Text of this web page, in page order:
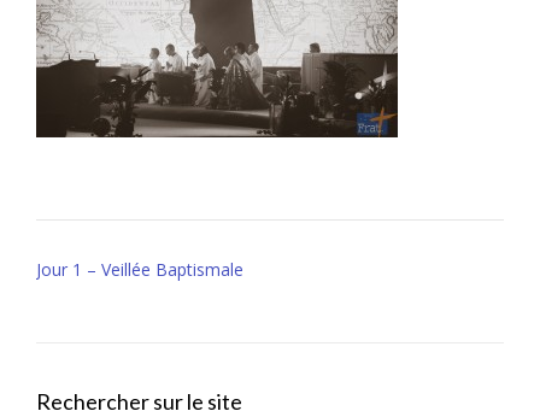
Post
Jour 1 – Veillée Baptismale
Rechercher sur le site